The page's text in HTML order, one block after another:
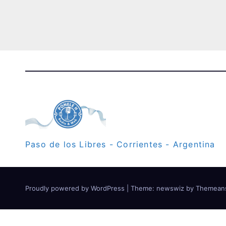
Paso de los Libres - Corrientes - Argentina
Proudly powered by WordPress Theme: newswiz by